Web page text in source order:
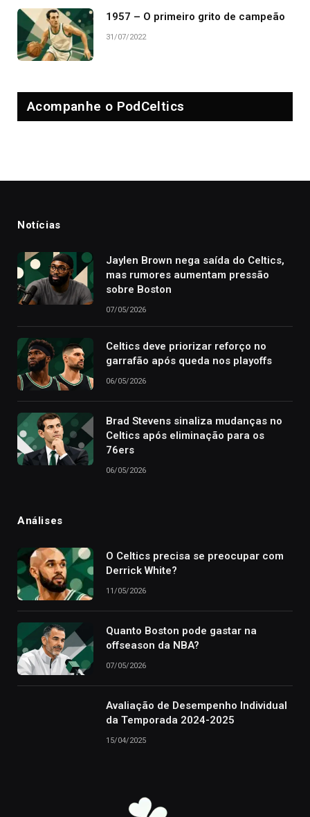
1957 – O primeiro grito de campeão
31/07/2022
Acompanhe o PodCeltics
Notícias
Jaylen Brown nega saída do Celtics,
mas rumores aumentam pressão
sobre Boston
07/05/2026
Celtics deve priorizar reforço no
garrafão após queda nos playoffs
06/05/2026
Brad Stevens sinaliza mudanças no
Celtics após eliminação para os
76ers
06/05/2026
Análises
O Celtics precisa se preocupar com
Derrick White?
11/05/2026
Quanto Boston pode gastar na
offseason da NBA?
07/05/2026
Avaliação de Desempenho Individual
da Temporada 2024-2025
15/04/2025